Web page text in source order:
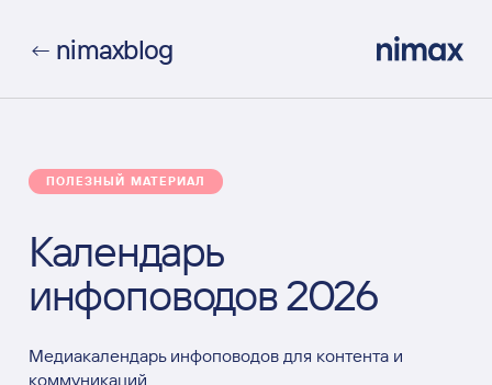
← nimaxblog
ПОЛЕЗНЫЙ МАТЕРИАЛ
Календарь
инфоповодов 2026
Медиакалендарь инфоповодов для контента и
коммуникаций